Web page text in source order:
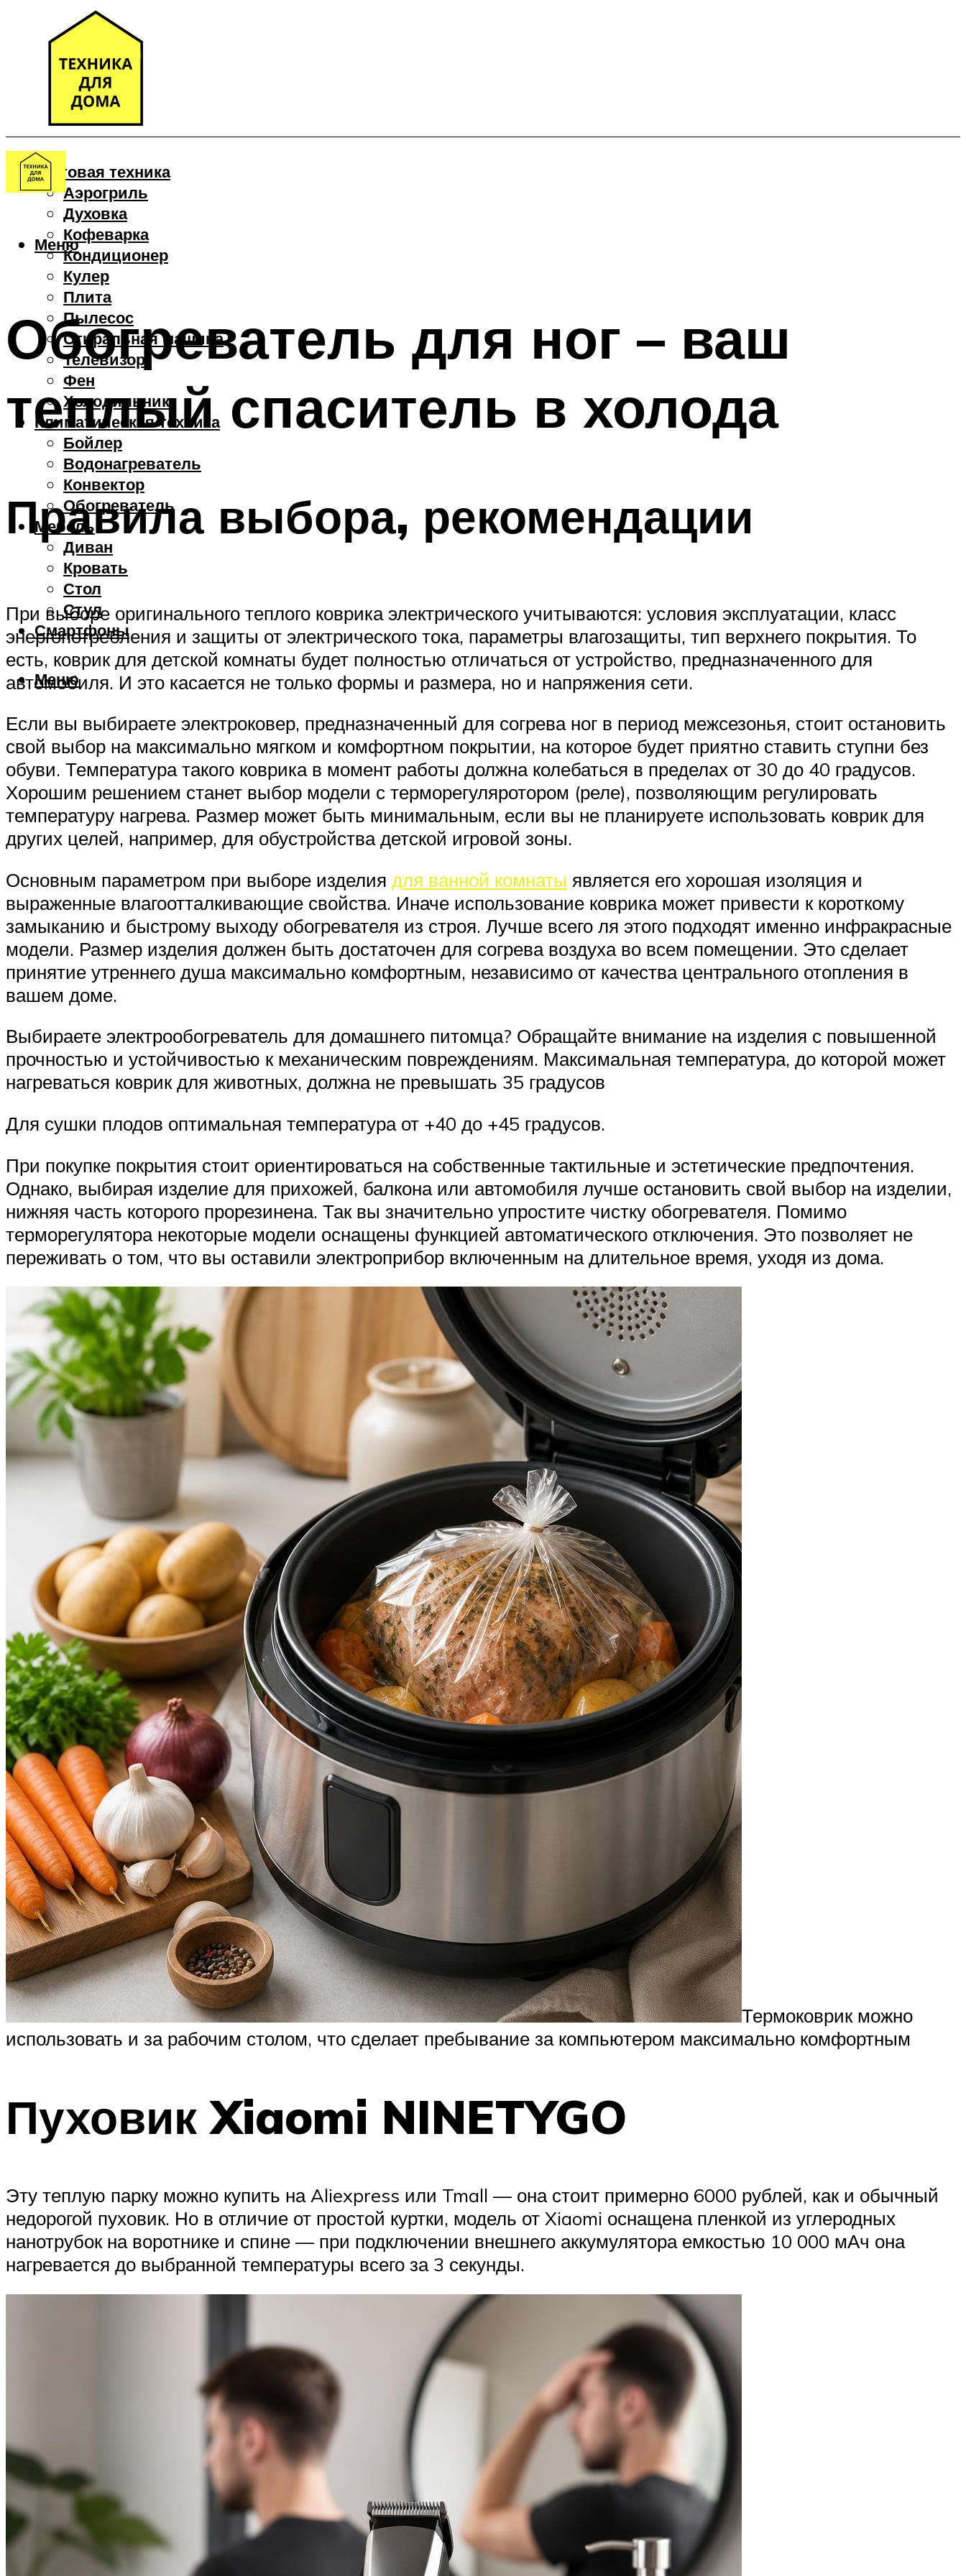
Бытовая техника
Аэрогриль
Духовка
Кофеварка
Кондиционер
Кулер
Плита
Пылесос
Стиральная машина
Телевизор
Фен
Холодильник
Климатическая техника
Бойлер
Водонагреватель
Конвектор
Обогреватель
Мебель
Диван
Кровать
Стол
Стул
Смартфоны
Меню
Меню
Обогреватель для ног – ваш
теплый спаситель в холода
Правила выбора, рекомендации
При выборе оригинального теплого коврика электрического учитываются: условия эксплуатации, класс
энергопотребления и защиты от электрического тока, параметры влагозащиты, тип верхнего покрытия. То
есть, коврик для детской комнаты будет полностью отличаться от устройство, предназначенного для
автомобиля. И это касается не только формы и размера, но и напряжения сети.
Если вы выбираете электроковер, предназначенный для согрева ног в период межсезонья, стоит остановить
свой выбор на максимально мягком и комфортном покрытии, на которое будет приятно ставить ступни без
обуви. Температура такого коврика в момент работы должна колебаться в пределах от 30 до 40 градусов.
Хорошим решением станет выбор модели с терморегуляротором (реле), позволяющим регулировать
температуру нагрева. Размер может быть минимальным, если вы не планируете использовать коврик для
других целей, например, для обустройства детской игровой зоны.
Основным параметром при выборе изделия для ванной комнаты является его хорошая изоляция и
выраженные влагоотталкивающие свойства. Иначе использование коврика может привести к короткому
замыканию и быстрому выходу обогревателя из строя. Лучше всего ля этого подходят именно инфракрасные
модели. Размер изделия должен быть достаточен для согрева воздуха во всем помещении. Это сделает
принятие утреннего душа максимально комфортным, независимо от качества центрального отопления в
вашем доме.
Выбираете электрообогреватель для домашнего питомца? Обращайте внимание на изделия с повышенной
прочностью и устойчивостью к механическим повреждениям. Максимальная температура, до которой может
нагреваться коврик для животных, должна не превышать 35 градусов
Для сушки плодов оптимальная температура от +40 до +45 градусов.
При покупке покрытия стоит ориентироваться на собственные тактильные и эстетические предпочтения.
Однако, выбирая изделие для прихожей, балкона или автомобиля лучше остановить свой выбор на изделии,
нижняя часть которого прорезинена. Так вы значительно упростите чистку обогревателя. Помимо
терморегулятора некоторые модели оснащены функцией автоматического отключения. Это позволяет не
переживать о том, что вы оставили электроприбор включенным на длительное время, уходя из дома.
Термоковрик можно
использовать и за рабочим столом, что сделает пребывание за компьютером максимально комфортным
Пуховик Xiaomi NINETYGO
Эту теплую парку можно купить на Aliexpress или Tmall — она стоит примерно 6000 рублей, как и обычный
недорогой пуховик. Но в отличие от простой куртки, модель от Xiaomi оснащена пленкой из углеродных
нанотрубок на воротнике и спине — при подключении внешнего аккумулятора емкостью 10 000 мАч она
нагревается до выбранной температуры всего за 3 секунды.